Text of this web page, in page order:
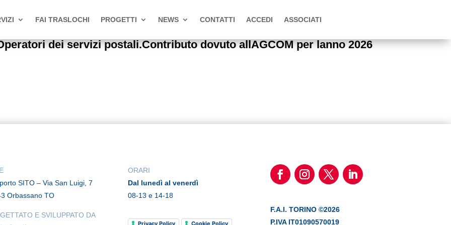
FAI TRASLOCHI PROGETTI NEWS CONTATTI ACCEDI ASSOCIATI
dei servizi postali.Contributo dovuto allAGCOM per lanno 2026
SITO – Via San Luigi, 7
Orbassano TO
E SVILUPPATO DA
ORARI
Dal lunedì al venerdì
08-13 e 14-18
Privacy Policy Cookie Policy
F.A.I. TORINO ©2026
P.IVA IT01090570019